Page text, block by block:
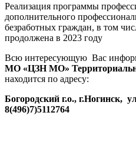
Реализация программы
дополнительного
безработных граждан, в том
продолжена в 2023 году
Всю интересующую Вас
МО «ЦЗН МО»
находится по адресу:
Богородский г.о., г.Ногинск,
8(496)7)5112764